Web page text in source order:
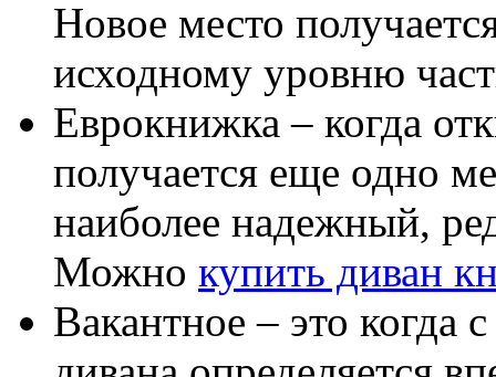
Новое место
исходному уровню
Еврокнижка – когда
получается еще одно
наиболее надежный,
Можно купить диван
Вакантное – это когда